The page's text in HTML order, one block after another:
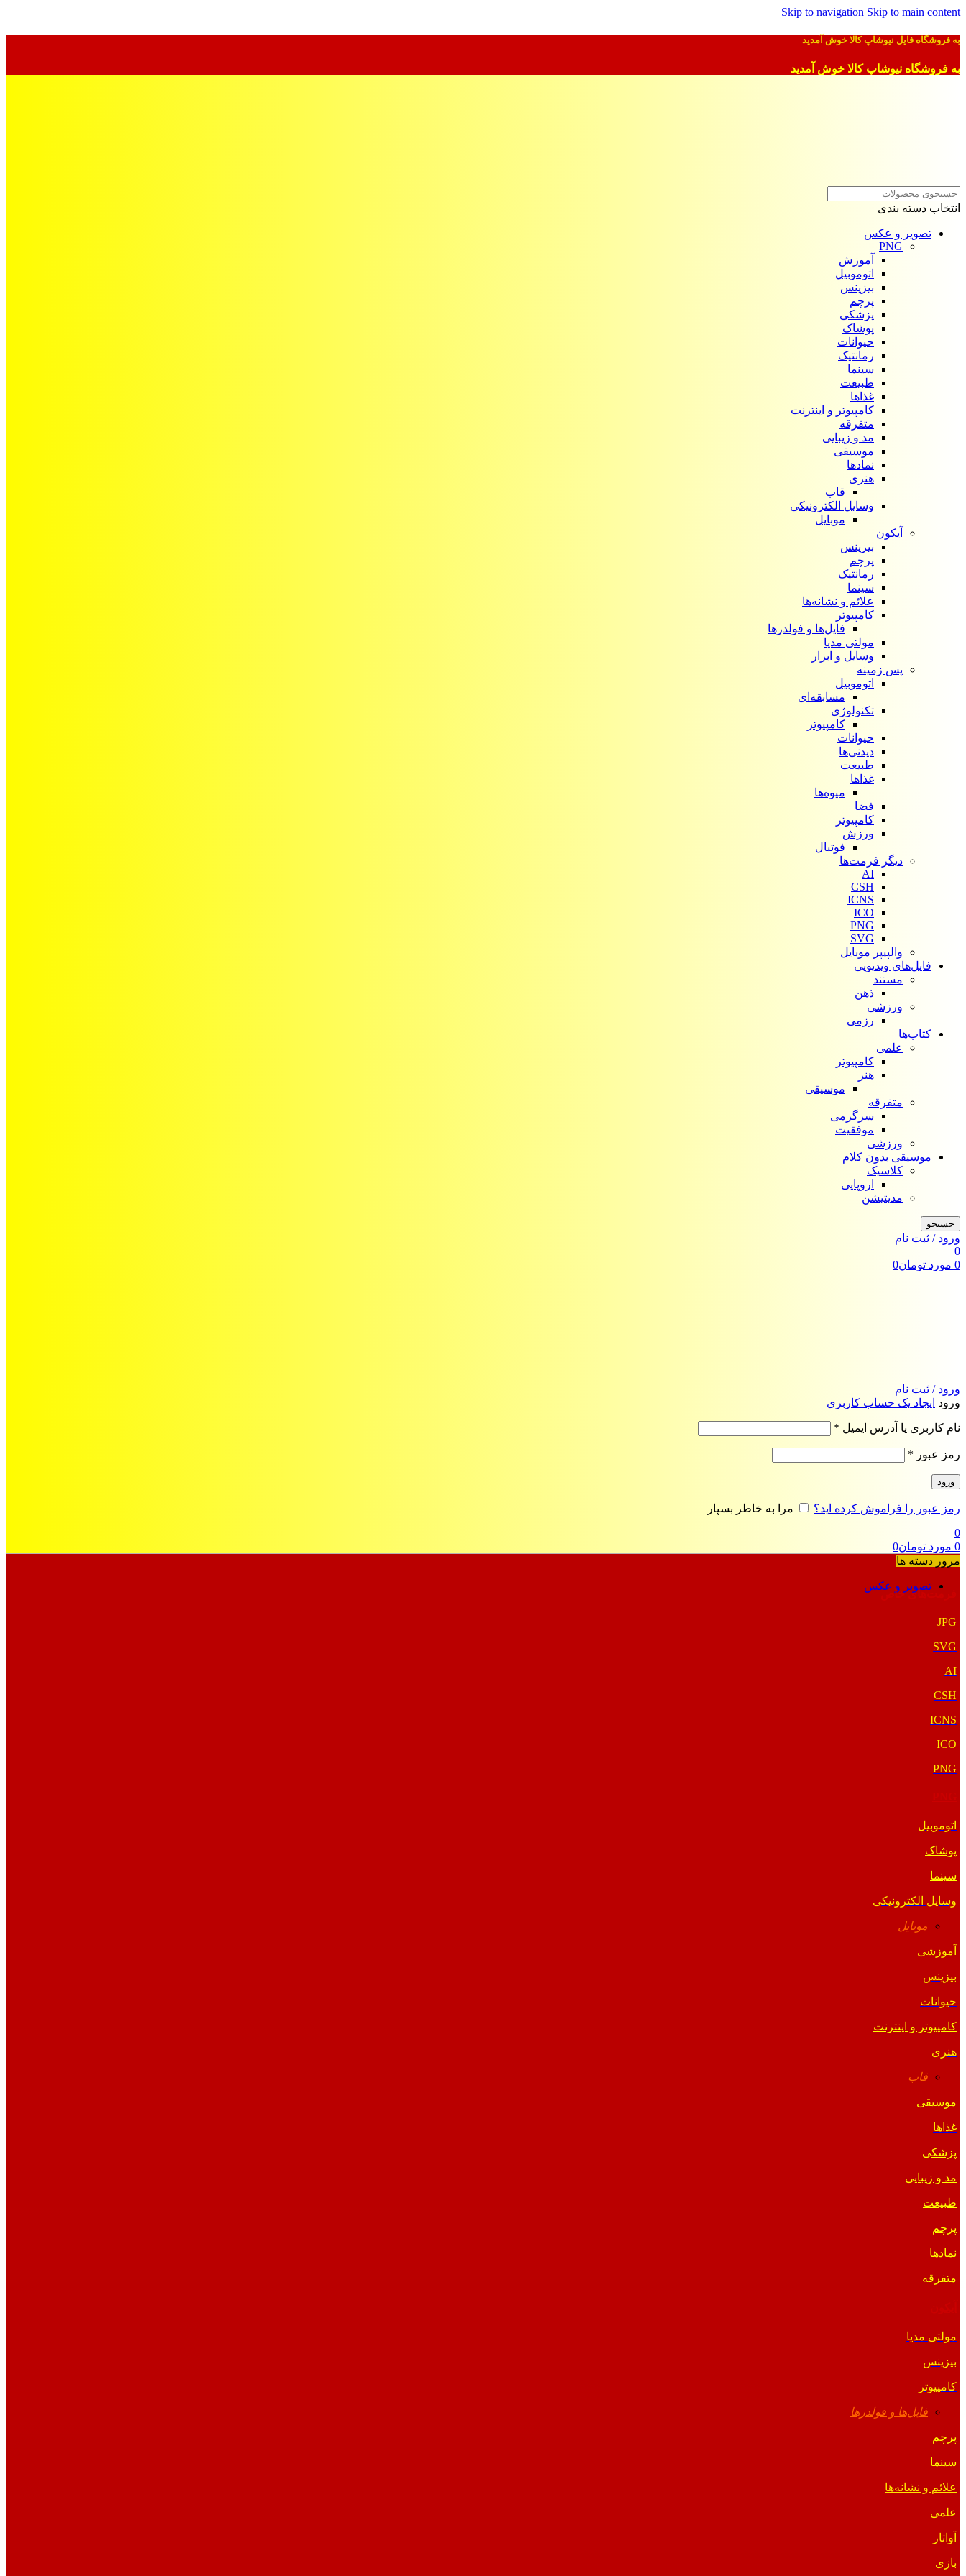
Skip to navigation Skip to main content
به فروشگاه فایل نیوشاپ کالا خوش آمدید
به فروشگاه نیوشاپ کالا خوش آمدید
انتخاب دسته بندی
تصویر و عکس
PNG
آموزش
اتوموبیل
بیزینس
پرچم
پزشکی
پوشاک
حیوانات
رمانتیک
سینما
طبیعت
غذاها
کامپیوتر و اینترنت
متفرقه
مد و زیبایی
موسیقی
نمادها
هنری
قاب
وسایل الکترونیکی
موبایل
آیکون‌
بیزینس
پرچم
رمانتیک
سینما
علائم و نشانه‌ها
کامپیوتر
فایل‌ها و فولدرها
مولتی مدیا
وسایل و ابزار
پس زمینه
اتوموبیل
مسابقه‌ای
تکنولوژی
کامپیوتر
حیوانات
دیدنی‌ها
طبیعت
غذاها
میوه‌ها
فضا
کامپیوتر
ورزش
فوتبال
دیگر فرمت‌ها
AI
CSH
ICNS
ICO
PNG
SVG
والپیپر موبایل
فایل‌های ویدیویی
مستند
ذهن
ورزشی
رزمی
کتاب‌ها
علمی
کامپیوتر
هنر
موسیقی
متفرقه
سرگرمی
موفقیت
ورزشی
موسیقی بدون کلام
کلاسیک
اروپایی
مدیتیشن
جستجو
ورود / ثبت نام
0
0 مورد تومان0
ورود / ثبت نام
ورود ایجاد یک حساب کاربری
نام کاربری یا آدرس ایمیل *
رمز عبور *
ورود
رمز عبور را فراموش کرده اید؟
مرا به خاطر بسپار
0
0 مورد تومان0
مرور دسته ها
تصویر و عکس
فرمت‌های خاص
JPG
SVG
AI
CSH
ICNS
ICO
PNG
اتوموبیل
پوشاک
سینما
وسایل الکترونیکی
موبایل
آموزشی
بیزینس
حیوانات
کامپیوتر و اینترنت
هنری
قاب
موسیقی
غذاها
پزشکی
مد و زیبایی
طبیعت
پرچم
نمادها
متفرقه
مولتی مدیا
بیزینس
کامپیوتر
فایل‌ها و فولدرها
پرچم
سینما
علائم و نشانه‌ها
علمی
آواتار
بازی